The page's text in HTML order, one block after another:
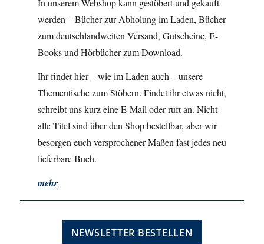
In unserem Webshop kann gestöbert und gekauft
werden – Bücher zur Abholung im Laden, Bücher
zum deutschlandweiten Versand, Gutscheine, E-
Books und Hörbücher zum Download.
Ihr findet hier – wie im Laden auch – unsere
Thementische zum Stöbern. Findet ihr etwas nicht,
schreibt uns kurz eine E-Mail oder ruft an. Nicht
alle Titel sind über den Shop bestellbar, aber wir
besorgen euch versprochener Maßen fast jedes neu
lieferbare Buch.
mehr